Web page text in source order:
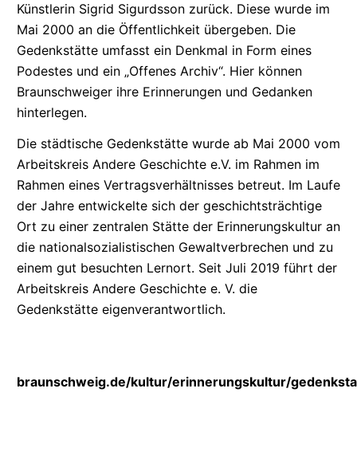
Künstlerin Sigrid Sigurdsson zurück. Diese wurde im
Mai 2000 an die Öffentlichkeit übergeben. Die
Gedenkstätte umfasst ein Denkmal in Form eines
Podestes und ein „Offenes Archiv“. Hier können
Braunschweiger ihre Erinnerungen und Gedanken
hinterlegen.
Die städtische Gedenkstätte wurde ab Mai 2000 vom
Arbeitskreis Andere Geschichte e.V. im Rahmen im
Rahmen eines Vertragsverhältnissesbetreut. Im Laufe
der Jahre entwickelte sich der geschichtsträchtige
Ort zu einer zentralen Stätte der Erinnerungskulturan
die nationalsozialistischen Gewaltverbrechenund zu
einem gut besuchten Lernort. Seit Juli 2019 führt der
Arbeitskreis Andere Geschichte e. V. die
Gedenkstätte eigenverantwortlich.
braunschweig.de/kultur/erinnerungskultur/